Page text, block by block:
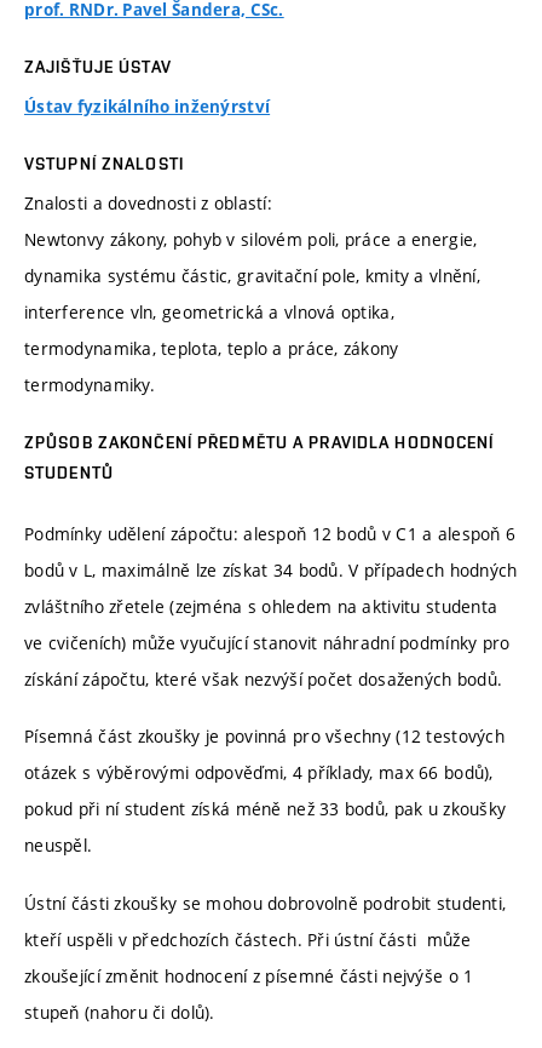
prof. RNDr. Pavel Šandera, CSc.
ZAJIŠŤUJE ÚSTAV
Ústav fyzikálního inženýrství
VSTUPNÍ ZNALOSTI
Znalosti a dovednosti z oblastí:
Newtonvy zákony, pohyb v silovém poli, práce a energie,
dynamika systému částic, gravitační pole, kmity a vlnění,
interference vln, geometrická a vlnová optika,
termodynamika, teplota, teplo a práce, zákony
termodynamiky.
ZPŮSOB ZAKONČENÍ PŘEDMĚTU A PRAVIDLA HODNOCENÍ
STUDENTŮ
Podmínky udělení zápočtu: alespoň 12 bodů v C1 a alespoň 6
bodů v L, maximálně lze získat 34 bodů. V případech hodných
zvláštního zřetele (zejména s ohledem na aktivitu studenta
ve cvičeních) může vyučující stanovit náhradní podmínky pro
získání zápočtu, které však nezvýší počet dosažených bodů.
Písemná část zkoušky je povinná pro všechny (12 testových
otázek s výběrovými odpověďmi, 4 příklady, max 66 bodů),
pokud při ní student získá méně než 33 bodů, pak u zkoušky
neuspěl.
Ústní části zkoušky se mohou dobrovolně podrobit studenti,
kteří uspěli v předchozích částech. Při ústní části může
zkoušející změnit hodnocení z písemné části nejvýše o 1
stupeň (nahoru či dolů).